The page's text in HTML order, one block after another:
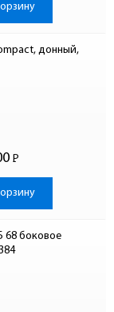
донный,
Р
-
68 боковое